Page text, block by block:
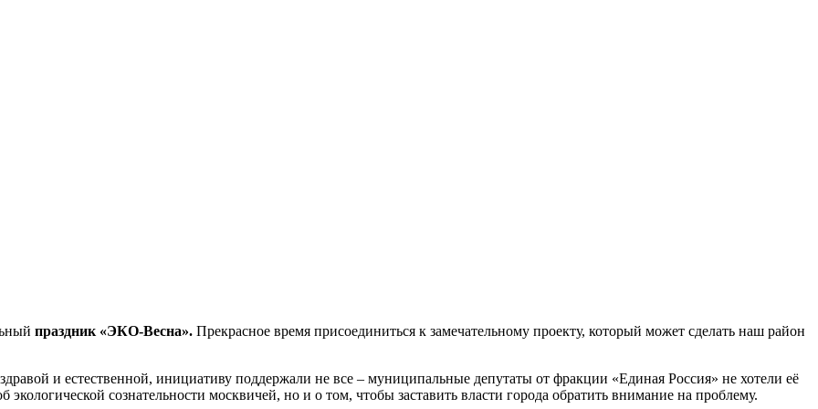
праздник «ЭКО-Весна». Прекрасное время присоединиться к замечательному проекту, который может сделать наш район
и естественной, инициативу поддержали не все – муниципальные депутаты от фракции «Единая Россия» не хотели её
экологической сознательности москвичей, но и о том, чтобы заставить власти города обратить внимание на проблему.